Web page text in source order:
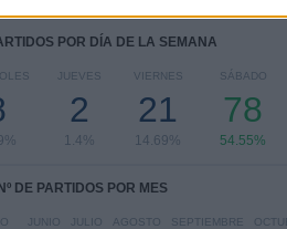
POR DÍA DE LA SEMANA
JUEVES
2
1.4%
VIERNES
21
14.69%
SÁBADO
78
54.55%
Nº DE PARTIDOS POR MES
JUNIO JULIO AGOSTO SEPTIEMBRE